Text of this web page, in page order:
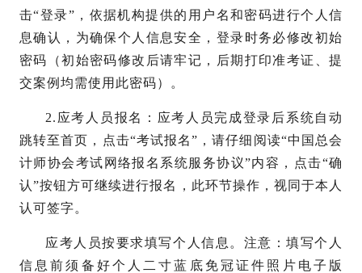
击“登录”，依据机构提供的用户名和密码进行个人信
息确认，为确保个人信息安全，登录时务必修改初始
密码（初始密码修改后请牢记，后期打印准考证、提
交案例均需使用此密码）。
2.应考人员报名：应考人员完成登录后系统自动
跳转至首页，点击“考试报名”，请仔细阅读“中国总会
计师协会考试网络报名系统服务协议”内容，点击“确
认”按钮方可继续进行报名，此环节操作，视同于本人
认可签字。
应考人员按要求填写个人信息。注意：填写个人
信息前须备好个人二寸蓝底免冠证件照片电子版